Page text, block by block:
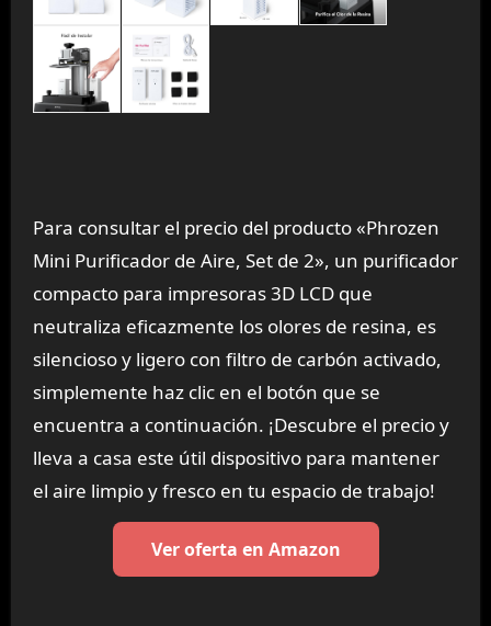
Para consultar el precio del producto «Phrozen
Mini Purificador de Aire, Set de 2», un purificador
compacto para impresoras 3D LCD que
neutraliza eficazmente los olores de resina, es
silencioso y ligero con filtro de carbón activado,
simplemente haz clic en el botón que se
encuentra a continuación. ¡Descubre el precio y
lleva a casa este útil dispositivo para mantener
el aire limpio y fresco en tu espacio de trabajo!
Ver oferta en Amazon